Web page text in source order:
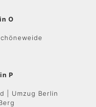
O
P
| Umzug Berlin